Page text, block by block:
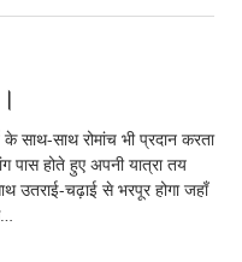
साथ-साथ रोमांच भी प्रदान करता
पास होते हुए अपनी यात्रा तय
उतराई-चढ़ाई से भरपूर होगा जहाँ